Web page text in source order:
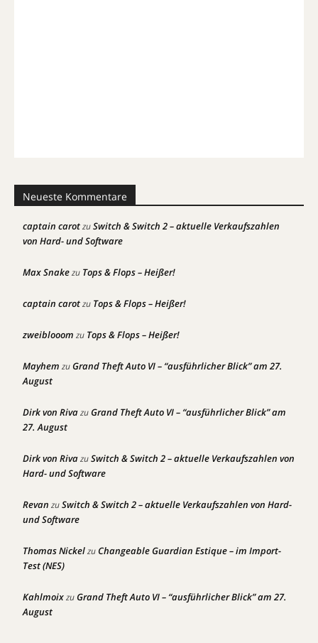
Neueste Kommentare
captain carotzuSwitch & Switch 2 – aktuelle Verkaufszahlen
von Hard- und Software
Max Snakezu Tops & Flops – Heißer!
captain carotzu Tops & Flops – Heißer!
zweiblooom zu Tops & Flops – Heißer!
Mayhem zuGrand Theft Auto VI – “ausführlicher Blick” am 27.
August
Dirk von RivazuGrand Theft Auto VI – “ausführlicher Blick” am
27. August
Dirk von RivazuSwitch & Switch 2 – aktuelle Verkaufszahlen von
Hard- und Software
Revan zuSwitch & Switch 2 – aktuelle Verkaufszahlen von Hard-
und Software
Thomas NickelzuChangeable Guardian Estique – im Import-
Test (NES)
KahlmoixzuGrand Theft Auto VI – “ausführlicher Blick” am 27.
August